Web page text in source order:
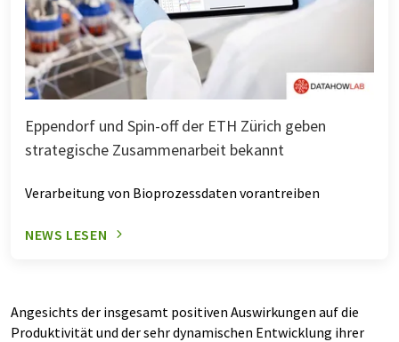
Eppendorf und Spin-off der ETH Zürich geben
strategische Zusammenarbeit bekannt
Verarbeitung von Bioprozessdaten vorantreiben
NEWS LESEN
Angesichts der insgesamt positiven Auswirkungen auf die
Produktivität und der sehr dynamischen Entwicklung ihrer